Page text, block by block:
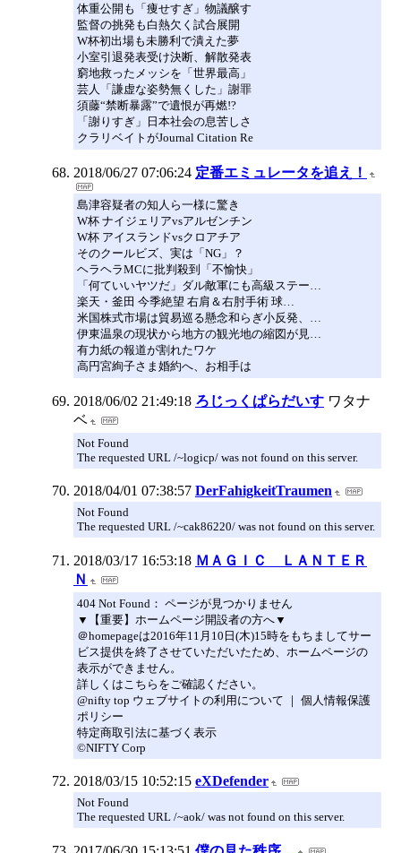
体重公開も「痩せすぎ」物議醸す
監督の挑発も白熱欠く試合展開
W杯初出場も未勝利で潰えた夢
小室引退発表受け決断、解散発表
窮地救ったメッシを「世界最高」
芸人「謙虚な姿勢無くした」謝罪
須藤“禁断暴露”で遺恨が再燃!?
「謝りすぎ」日本社会の息苦しさ
クラリベイトがJournal Citation Re
2018/06/27 07:06:24 定番エミュレータを追え！
島津容疑者の知人ら一様に驚き
W杯 ナイジェリアvsアルゼンチン
W杯 アイスランドvsクロアチア
そのクールビズ、実は「NG」？
ヘラヘラMCに批判殺到「不愉快」
「何ていいヤツだ」ダル敵軍にも高級ステー…
楽天・釜田 今季絶望 右肩＆右肘手術 球…
米国株式市場は貿易巡る懸念和らぎ小反発、…
伊東温泉の現状から地方の観光地の縮図が見…
有力紙の報道が割れたワケ
高円宮絢子さま婚約へ、お相手は
2018/06/02 21:49:18 ろじっくぱらだいす ワタナ
ベ
Not Found
The requested URL /~logicp/ was not found on this server.
2018/04/01 07:38:57 DerFahigkeitTraumen
Not Found
The requested URL /~cak86220/ was not found on this server.
2018/03/17 16:53:18 ＭＡＧＩＣ ＬＡＮＴＥＲ
Ｎ
404 Not Found： ページが見つかりません
▼【重要】ホームページ開設者の方へ▼
＠homepageは2016年11月10日(木)15時をもちましてサー
ビス提供を終了させていただいたため、ホームページの
表示ができません。
詳しくはこちらをご確認ください。
@nifty top ウェブサイトの利用について ｜ 個人情報保護
ポリシー
特定商取引法に基づく表示
©NIFTY Corp
2018/03/15 10:52:15 eXDefender
Not Found
The requested URL /~aok/ was not found on this server.